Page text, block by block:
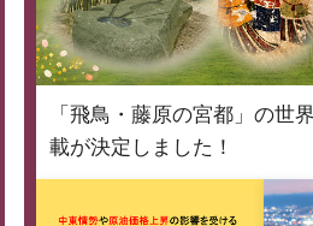
「飛鳥・藤原の宮都」の世
載が決定しました！